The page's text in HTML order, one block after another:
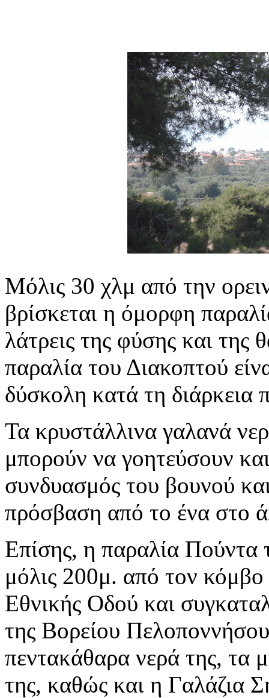
Μόλις 30 χλμ από την
βρίσκεται η όμορφη
λάτρεις της φύσης και
παραλία του Διακοπτού
δύσκολη κατά τη
Τα κρυστάλλινα γαλανά
μπορούν να γοητεύσουν
συνδυασμός του βουνού
πρόσβαση από το ένα στο
Επίσης, η παραλία Πούντα
μόλις 200μ. από τον
Εθνικής Οδού και
της Βορείου
πεντακάθαρα νερά της, τα
της, καθώς και η Γαλάζια